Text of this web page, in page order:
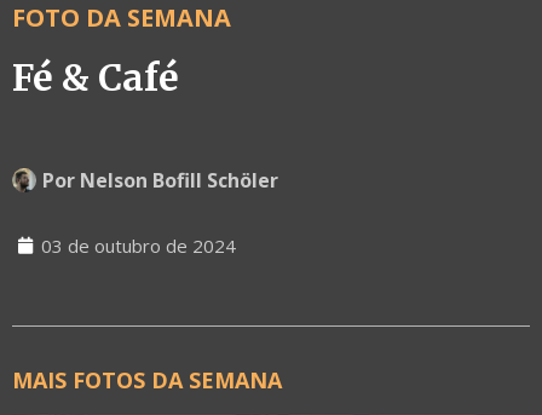
FOTO DA SEMANA
Fé & Café
Por Nelson Bofill Schöler
03 de outubro de 2024
MAIS FOTOS DA SEMANA